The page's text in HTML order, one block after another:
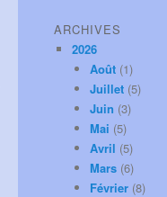
ARCHIVES
2026
Août (1)
Juillet (5)
Juin (3)
Mai (5)
Avril (5)
Mars (6)
Février (8)